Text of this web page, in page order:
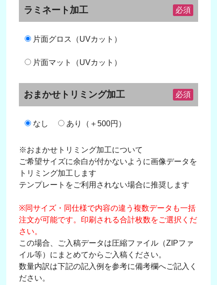
ラミネート加工 必須
片面グロス（UVカット）
片面マット（UVカット）
おまかせトリミング加工 必須
なし あり（＋500円）
※おまかせトリミング加工について
ご希望サイズに余白が付かないように画像データを
トリミング加工します
テンプレートをご利用されない場合に推奨します
※同サイズ・同仕様で内容の違う複数データも一括
注文が可能です。印刷される合計枚数をご選択くだ
さい。
この場合、ご入稿データは圧縮ファイル（ZIPファ
イル等）にまとめてからご入稿ください。
数量内訳は下記の記入例を参考に備考欄へご記入く
ださい。